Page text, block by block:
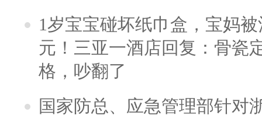
1岁宝宝碰坏纸巾盒，宝妈
元！三亚一酒店回复：骨瓷
格，吵翻了
国家防总、应急管理部针对